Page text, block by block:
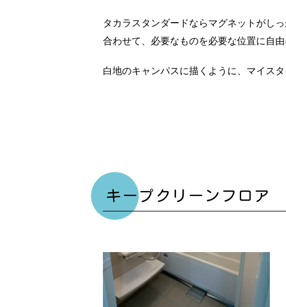
タカラスタンダードならマグネットがし
合わせて、必要なものを必要な位置に自由
白地のキャンパスに描くように、マイス
キープクリーンフロア